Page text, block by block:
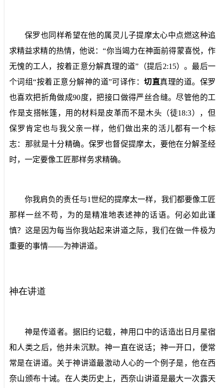
保罗也同样希望在他的属灵儿子提摩太心中点燃这种追
求精益求精的热情，他说：“你当竭力在神面前得蒙喜悦，作
无愧的工人，按着正意分解真理的道”（提后2:15）。最后一
个词组“按着正意分解神的道”可译作：切直真理的道。保罗
也喜欢把折角做成90度，把接口做得严丝合缝。尽管他的工
作是支搭帐篷，用的材料是皮革而不是木头（徒18:3），但
保罗肯定也与我父亲一样，他们做出来的活儿都有一个标
志：那就是十分精确。保罗也督促提摩太，要他在分解圣经
时，一定要像工匠那样务求精确。
你我肩负的责任与1世纪的提摩太一样，我们都要像工匠
那样一丝不苟，为的是精准地表述神的话语。何必如此谨
慎？这是因为每当你我站起来讲道之际，我们在做一件极为
重要的事情——为神讲道。
神在讲道
神是传道者。据旧约记载，神用口中的话造出日月星宿
和人类之后，他并未沉默。神一直在说话；神一开口，便常
常是在讲道。关于神讲道最激动人心的一个例子是，他在西
奈山颁布十诫。在人类历史上，西奈山讲道是最大一次露天